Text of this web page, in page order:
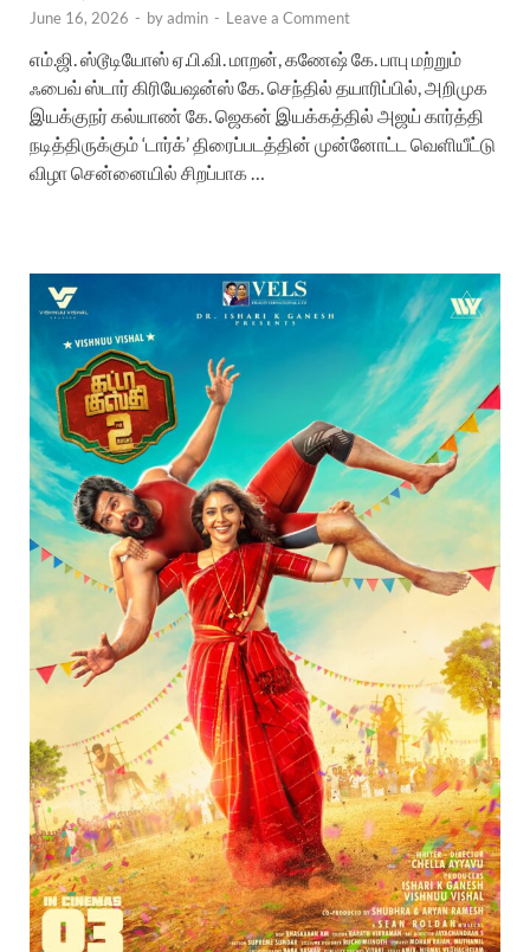
June 16, 2026 - byadmin - Leave a Comment
எம்.ஜி. ஸ்டூடியோஸ் ஏ.பி.வி. மாறன், கணேஷ் கே. பாபு மற்றும்
ஃபைவ் ஸ்டார் கிரியேஷன்ஸ் கே. செந்தில் தயாரிப்பில், அறிமுக
இயக்குநர் கல்யாண் கே. ஜெகன் இயக்கத்தில் அஜய் கார்த்தி
நடித்திருக்கும் ‘டார்க்’ திரைப்படத்தின் முன்னோட்ட வெளியீட்டு
விழா சென்னையில் சிறப்பாக …